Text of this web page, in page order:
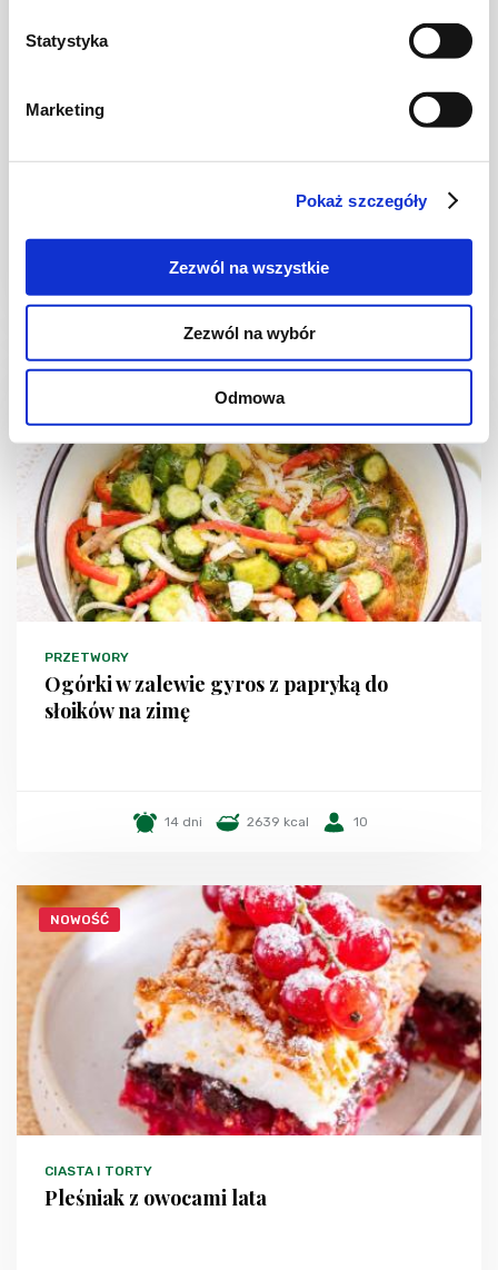
Statystyka
Marketing
Pokaż szczegóły
Zezwól na wszystkie
Zezwól na wybór
Odmowa
Tarta z serowym kremem waniliowym i
2 godz. 2381 kcal 8
PRZETWORY
Ogórki w zalewie gyros z papryką do
słoików na zimę
14 dni 2639 kcal 10
NOWOŚĆ
CIASTA I TORTY
Pleśniak z owocami lata